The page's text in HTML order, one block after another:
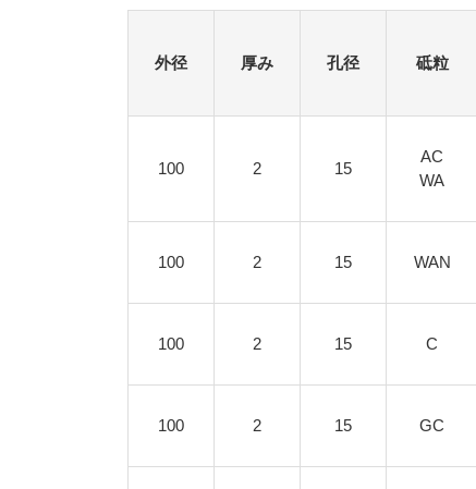
外径 厚み 孔径 砥粒
100 2 15
AC
WA
100 2 15 WAN
100 2 15 C
100 2 15 GC